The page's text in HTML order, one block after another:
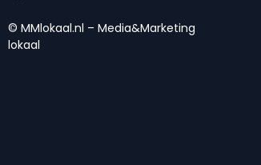
© MMlokaal.nl – Media&Marketing
lokaal